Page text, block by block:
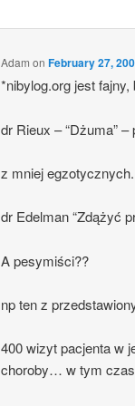
Adam onFebruary 27,
*nibylog.org jest
dr Rieux – “Dżuma”
z mniej
dr Edelman “Zdążyć
A pesymiści??
np ten z
400 wizyt pacjenta w
choroby… w tym